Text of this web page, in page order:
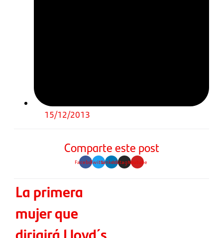
15/12/2013
Comparte este post
FacebookTwitterLinkedinInstagramYoutube
La primera
mujer que